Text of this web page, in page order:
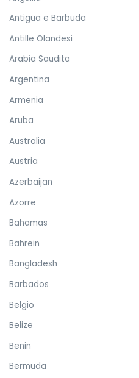
Antigua e Barbuda
Antille Olandesi
Arabia Saudita
Argentina
Armenia
Aruba
Australia
Austria
Azerbaijan
Azorre
Bahamas
Bahrein
Bangladesh
Barbados
Belgio
Belize
Benin
Bermuda